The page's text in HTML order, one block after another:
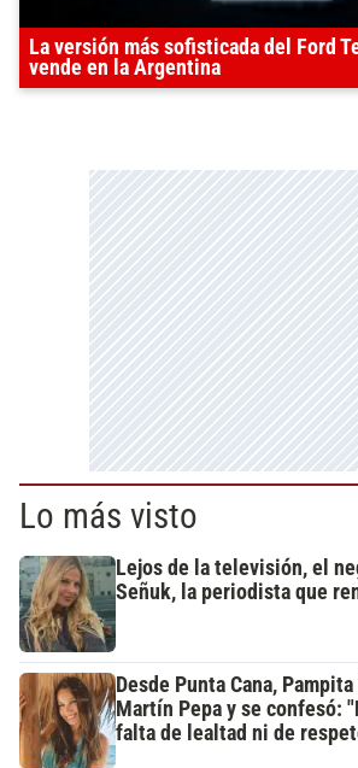
La versión más sofisticada del Ford
vende en la Argentina
Lo más visto
Lejos de la televisión, el
Señuk, la periodista que
Desde Punta Cana,
Martín Pepa y se confesó:
falta de lealtad ni de